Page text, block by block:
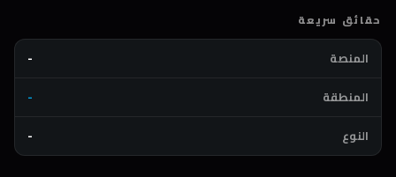
حقائق سريعة
المنصة
-
المنطقة
-
النوع
-